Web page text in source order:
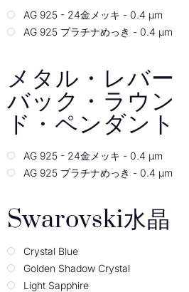
AG 925 - 24金メッキ - 0.4 µm
AG 925 プラチナめっき - 0.4 µm
メタル・レバー
バック・ラウン
ド・ペンダント
AG 925 - 24金メッキ - 0.4 µm
AG 925 プラチナめっき - 0.4 µm
Swarovski水晶
Crystal Blue
Golden Shadow Crystal
Light Sapphire